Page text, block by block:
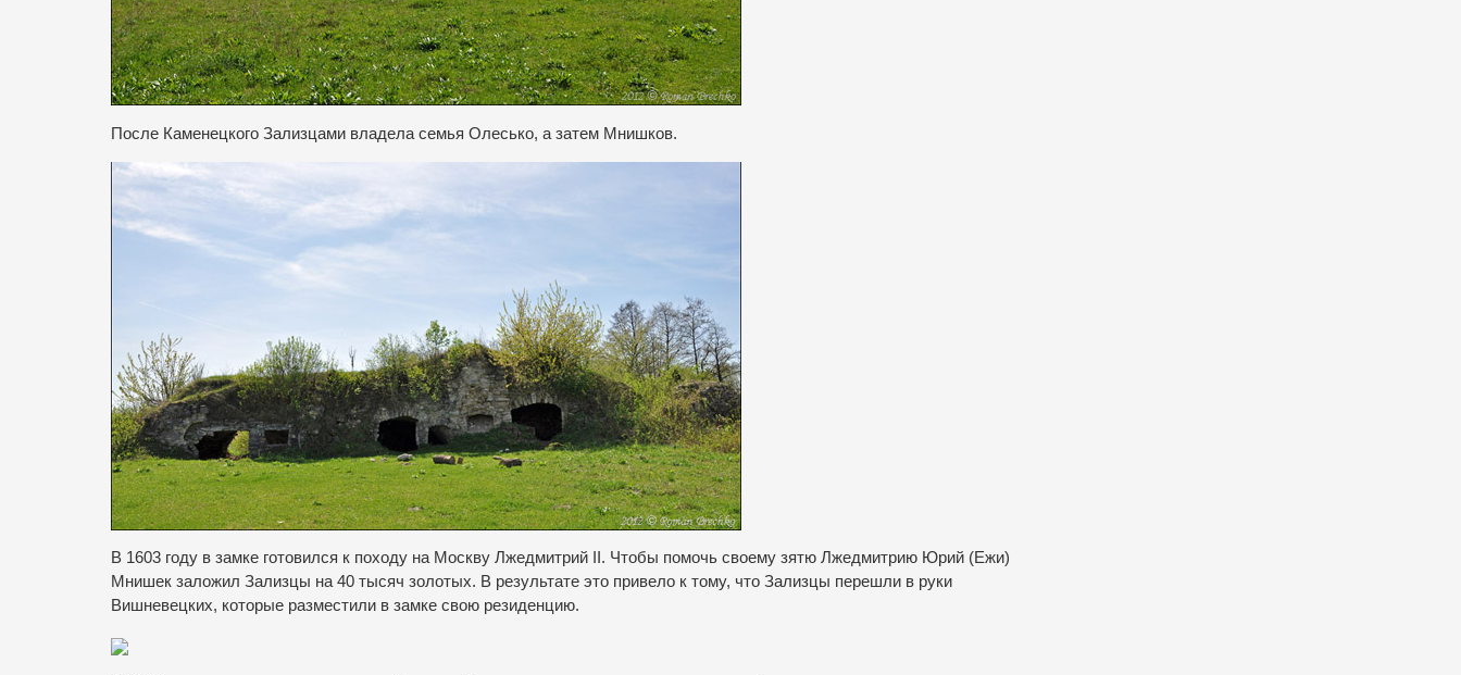
После Каменецкого Зализцами владела семья Олесько, а затем Мнишков.
В 1603 году в замке готовился к походу на Москву Лжедмитрий ІІ. Чтобы помочь своему зятю Лжедмитрию Юрий (Ежи)
Мнишек заложил Зализцы на 40 тысяч золотых. В результате это привело к тому, что Зализцы перешли в руки
Вишневецких, которые разместили в замке свою резиденцию.